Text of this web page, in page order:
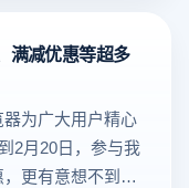
代理/套餐订单实
，送150元券
500送100
成员）满50-10优
惠券1张云币充
送30满赠券一张
天套餐使用期赠
。购买360天套使
满减优惠等超多
为广大用户精心
2月20日，参与我
更有意想不到的